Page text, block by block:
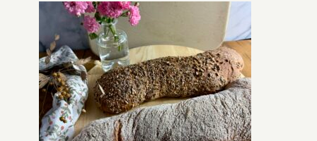
Rustikale
Dinkelvollkornbaguettes